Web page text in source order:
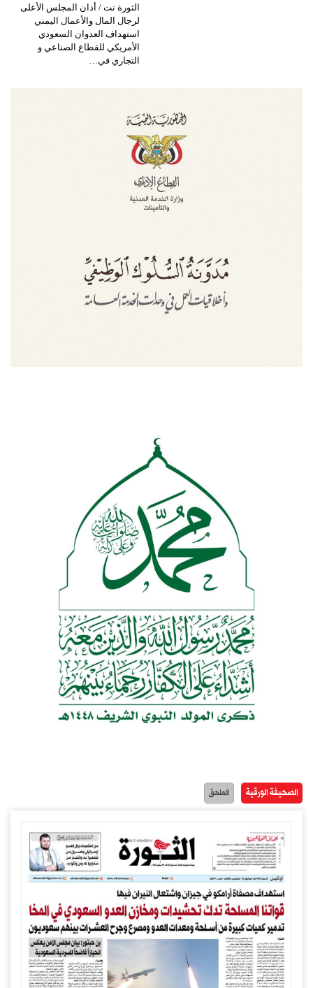
الثورة نت / أدان المجلس الأعلى
لرجال المال والأعمال اليمني
استهداف العدوان السعودي
الأمريكي للقطاع الصناعي و
التجاري في…
الصحيفة الورقية الملحق